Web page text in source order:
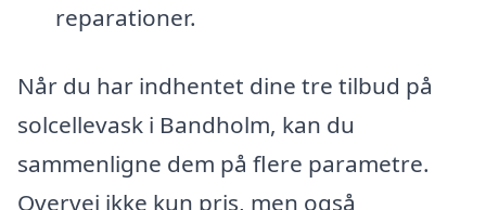
reparationer.
Når du har indhentet dine tre tilbud på
solcellevask i Bandholm, kan du
sammenligne dem på flere parametre.
Overvej ikke kun pris, men også